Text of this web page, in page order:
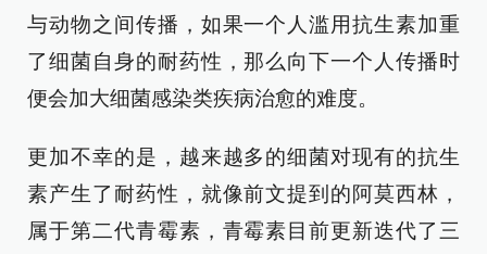
与动物之间传播，如果一个人滥用抗生素加重
了细菌自身的耐药性，那么向下一个人传播时
便会加大细菌感染类疾病治愈的难度。
更加不幸的是，越来越多的细菌对现有的抗生
素产生了耐药性，就像前文提到的阿莫西林，
属于第二代青霉素，青霉素目前更新迭代了三